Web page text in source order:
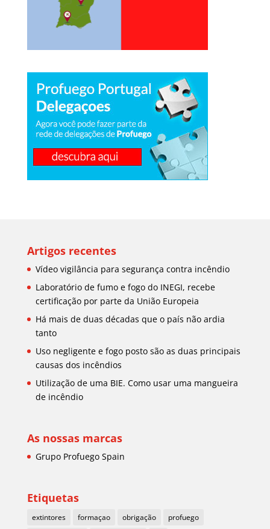
Artigos recentes
Vídeo vigilância para segurança contra incêndio
Laboratório de fumo e fogo do INEGI, recebe
certificação por parte da União Europeia
Há mais de duas décadas que o país não ardia
tanto
Uso negligente e fogo posto são as duas principais
causas dos incêndios
Utilização de uma BIE. Como usar uma mangueira
de incêndio
As nossas marcas
Grupo Profuego Spain
Etiquetas
extintores formaçao obrigação profuego